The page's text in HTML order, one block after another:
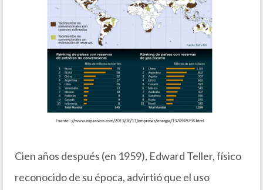
Cien años después (en 1959), Edward Teller, físico
reconocido de su época, advirtió que el uso